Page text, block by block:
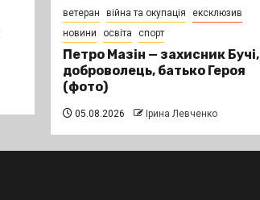
ветеран війна та окупація
ексклюзив
новини
освіта спорт
Петро Мазін — захисник Бучі,
доброволець, батько Героя
(фото)
05.08.2026 Ірина Левченко